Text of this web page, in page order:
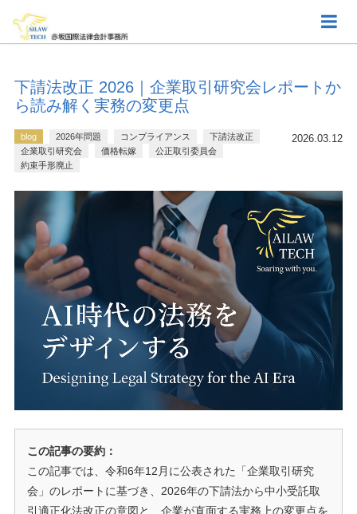
下請法改正 2026｜企業取引研究会レポートか
ら読み解く実務の変更点
2026.03.12
blog 2026年問題 コンプライアンス
下請法改正
企業取引研究会
価格転嫁
公正取引委員会
約束手形廃止
この記事の要約：
この記事では、令和6年12月に公表された「企業取引研究
会」のレポートに基づき、2026年の下請法から中小受託取
引適正化法改正の意図と、企業が直面する実務上の変更点を